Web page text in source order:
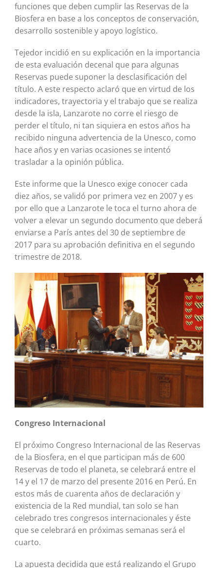
funciones que deben cumplir las Reservas de la
Biosfera en base a los conceptos de conservación,
desarrollo sostenible y apoyo logístico.
Tejedor incidió en su explicación en la importancia
de esta evaluación decenal que para algunas
Reservas puede suponer la desclasificación del
título. A este respecto aclaró que en virtud de los
indicadores, trayectoria y el trabajo que se realiza
desde la isla, Lanzarote no corre el riesgo de
perder el título, ni tan siquiera en estos años ha
recibido ninguna advertencia de la Unesco, como
hace años y en varias ocasiones se intentó
trasladar a la opinión pública.
Este informe que la Unesco exige conocer cada
diez años, se validó por primera vez en 2007 y es
por ello que a Lanzarote le toca el turno ahora de
volver a elevar un segundo documento que deberá
enviarse a París antes del 30 de septiembre de
2017 para su aprobación definitiva en el segundo
trimestre de 2018.
Congreso Internacional
El próximo Congreso Internacional de las Reservas
de la Biosfera, en el que participan más de 600
Reservas de todo el planeta, se celebrará entre el
14 y el 17 de marzo del presente 2016 en Perú. En
estos más de cuarenta años de declaración y
existencia de la Red mundial, tan solo se han
celebrado tres congresos internacionales y éste
que se celebrará en próximas semanas será el
cuarto.
La apuesta decidida que está realizando el Grupo